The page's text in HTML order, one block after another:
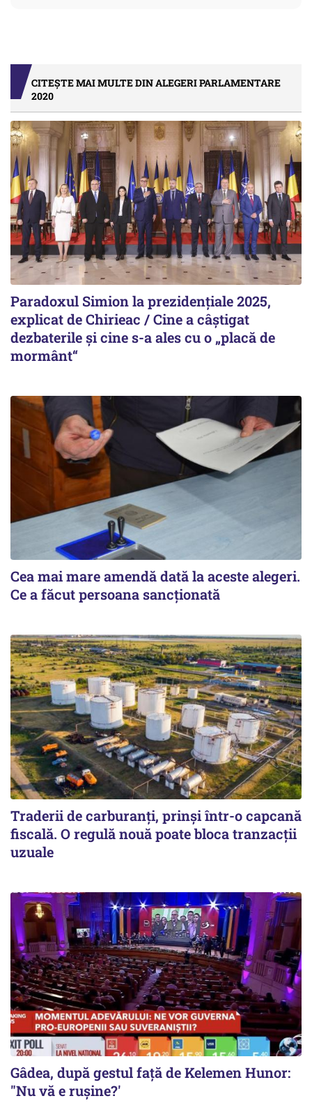
CITEȘTE MAI MULTE DIN ALEGERI PARLAMENTARE
2020
Paradoxul Simion la prezidențiale 2025,
explicat de Chirieac / Cine a câștigat
dezbaterile și cine s-a ales cu o „placă de
mormânt“
Cea mai mare amendă dată la aceste alegeri.
Ce a făcut persoana sancționată
Traderii de carburanți, prinși într-o capcană
fiscală. O regulă nouă poate bloca tranzacții
uzuale
Gâdea, după gestul față de Kelemen Hunor:
"Nu vă e rușine?'